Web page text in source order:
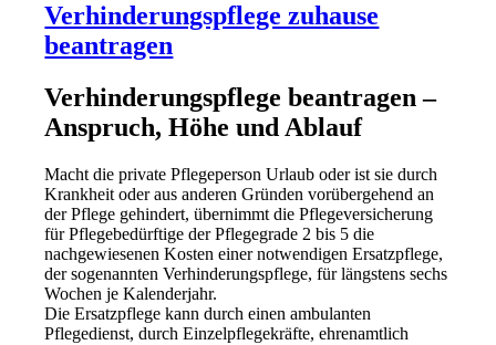
Verhinderungspflege zuhause
beantragen
Verhinderungspflege beantragen –
Anspruch, Höhe und Ablauf
Macht die private Pflegeperson Urlaub oder ist sie durch
Krankheit oder aus anderen Gründen vorübergehend an
der Pflege gehindert, übernimmt die Pflegeversicherung
für Pflegebedürftige der Pflegegrade 2 bis 5 die
nachgewiesenen Kosten einer notwendigen Ersatzpflege,
der sogenannten Verhinderungspflege, für längstens sechs
Wochen je Kalenderjahr.
Die Ersatzpflege kann durch einen ambulanten
Pflegedienst, durch Einzelpflegekräfte, ehrenamtlich